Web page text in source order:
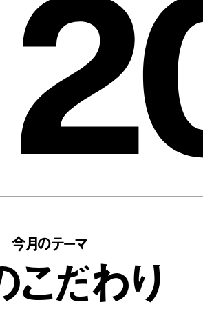
今月のテーマ
だわり